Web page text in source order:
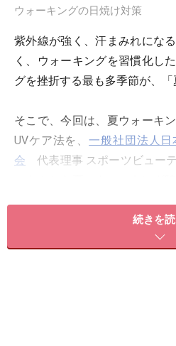
ウォーキングの日焼け対策
紫外線が強く、汗まみれにな
く、ウォーキングを習慣化し
グを挫折する最も多季節が、「
そこで、今回は、夏ウォーキ
UVケア法を、一般社団法人
会 代表理事 スポーツビュー
紫外線での光老化から守るた
アテクニックを夏ウォーキン
続きを